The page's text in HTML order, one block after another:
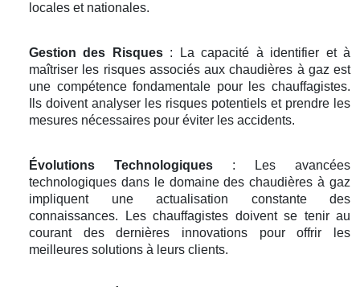
locales et nationales.
Gestion des Risques: La capacité à identifier et à
maîtriser les risques associés aux chaudières à gaz est
une compétence fondamentale pour les chauffagistes.
Ils doivent analyser les risques potentiels et prendre les
mesures nécessaires pour éviter les accidents.
Évolutions Technologiques : Les avancées
technologiques dans le domaine des chaudières à gaz
impliquent une actualisation constante des
connaissances. Les chauffagistes doivent se tenir au
courant des dernières innovations pour offrir les
meilleures solutions à leurs clients.